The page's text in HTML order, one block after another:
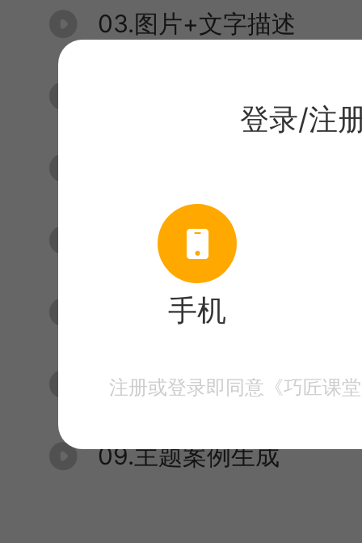
03.图片+文字描述
06.连续创造的方法
07.商业案例生成
08.GPT结合midjourney
09.主题案例生成
登录/注
手机
注册或登录即同意《巧匠课